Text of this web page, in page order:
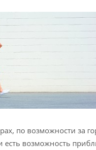
по возможности за
есть возможность